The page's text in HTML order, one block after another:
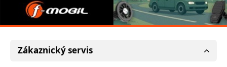
Zákaznický servis